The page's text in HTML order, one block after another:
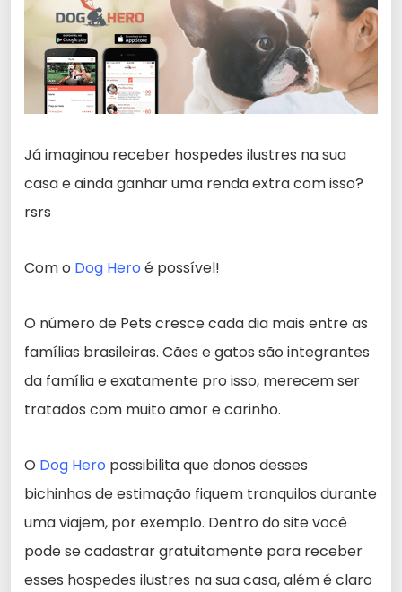
Já imaginou receber hospedes ilustres na sua
casa e ainda ganhar uma renda extra com isso?
rsrs
Com o Dog Hero é possível!
O número de Pets cresce cada dia mais entre as
famílias brasileiras. Cães e gatos são integrantes
da família e exatamente pro isso, merecem ser
tratados com muito amor e carinho.
O Dog Hero possibilita que donos desses
bichinhos de estimação fiquem tranquilos durante
uma viajem, por exemplo. Dentro do site você
pode se cadastrar gratuitamente para receber
esses hospedes ilustres na sua casa, além é claro